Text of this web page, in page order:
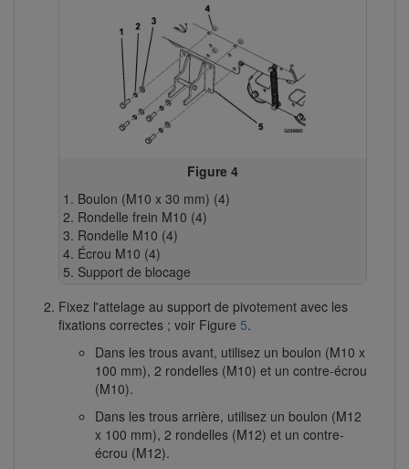
Figure 4
Boulon (M10 x 30 mm) (4)
Rondelle frein M10 (4)
Rondelle M10 (4)
Écrou M10 (4)
Support de blocage
Fixez l'attelage au support de pivotement avec les
fixations correctes ; voir Figure 5.
Dans les trous avant, utilisez un boulon (M10 x
100 mm), 2 rondelles (M10) et un contre-écrou
(M10).
Dans les trous arrière, utilisez un boulon (M12
x 100 mm), 2 rondelles (M12) et un contre-
écrou (M12).